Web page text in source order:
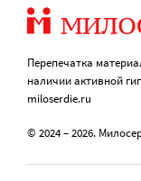
Перепечатка
наличии активной
miloserdie.ru
© 2024 – 2026.